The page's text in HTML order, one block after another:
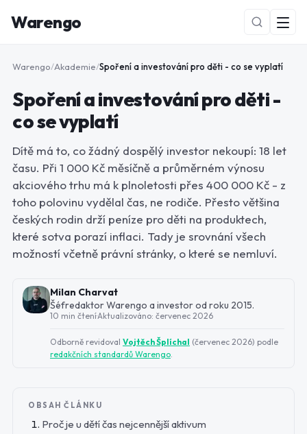
Warengo
Warengo/Akademie/Spoření a investování pro děti - co se vyplatí
Spoření a investování pro děti -
co se vyplatí
Dítě má to, co žádný dospělý investor nekoupí: 18 let
času. Při 1 000 Kč měsíčně a průměrném výnosu
akciového trhu má k plnoletosti přes 400 000 Kč - z
toho polovinu vydělal čas, ne rodiče. Přesto většina
českých rodin drží peníze pro děti na produktech,
které sotva porazí inflaci. Tady je srovnání všech
možností včetně právní stránky, o které se nemluví.
Milan Charvat
Šéfredaktor Warengo a investor od roku 2015.
10 min čtení·Aktualizováno: červenec 2026
Odborně revidoval Vojtěch Šplíchal (červenec 2026) podle
redakčních standardů Warengo.
OBSAH ČLÁNKU
Proč je u dětí čas nejcennější aktivum